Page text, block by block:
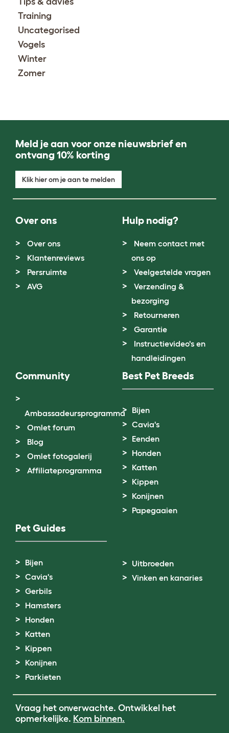
Training
Uncategorised
Vogels
Winter
Zomer
Meld je aan voor onze nieuwsbrief en
ontvang 10% korting
Klik hier om je aan te melden
Over ons
Over ons
Klantenreviews
Persruimte
AVG
Hulp nodig?
Neem contact met
ons op
Veelgestelde vragen
Verzending &
bezorging
Retourneren
Garantie
Instructievideo's en
handleidingen
Community
Ambassadeursprogramma
Omlet forum
Blog
Omlet fotogalerij
Affiliateprogramma
Best Pet Breeds
Bijen
Cavia's
Eenden
Honden
Katten
Kippen
Konijnen
Papegaaien
Pet Guides
Bijen
Cavia's
Gerbils
Hamsters
Honden
Katten
Kippen
Konijnen
Parkieten
Uitbroeden
Vinken en kanaries
Vraag het onverwachte. Ontwikkel het
opmerkelijke. Kom binnen.